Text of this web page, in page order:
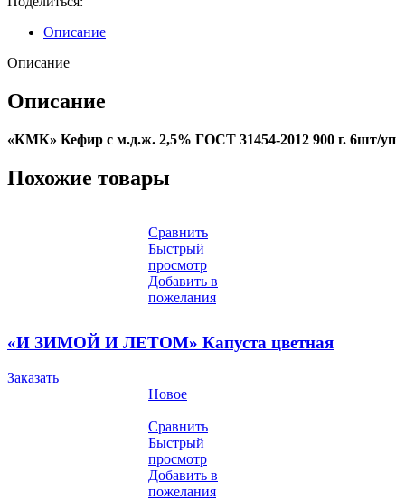
Описание
Описание
Описание
«КМК» Кефир с м.д.ж. 2,5% ГОСТ 31454-2012 900 г. 6шт/уп
Похожие товары
Сравнить
Быстрый
просмотр
Добавить в
пожелания
«И ЗИМОЙ И ЛЕТОМ» Капуста цветная
Заказать
Новое
Сравнить
Быстрый
просмотр
Добавить в
пожелания